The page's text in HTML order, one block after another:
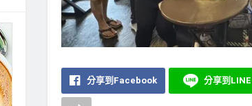
分享到Facebook 分享到LINE